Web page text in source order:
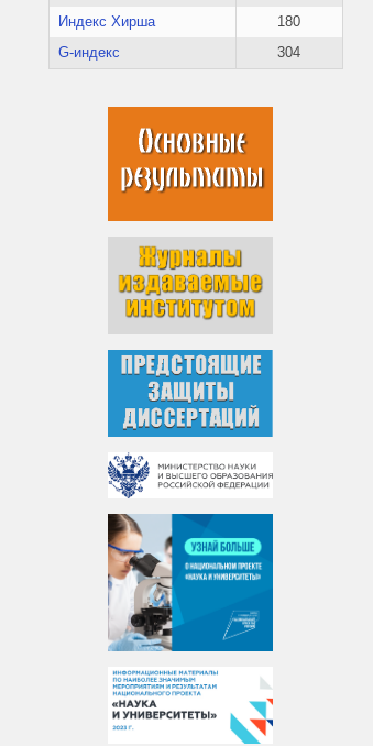
Индекс Хирша
180
G-индекс
304